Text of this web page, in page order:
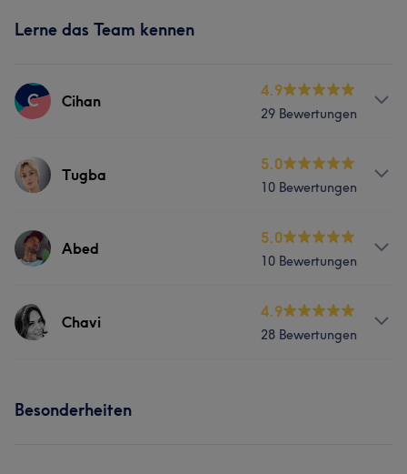
Lerne das Team kennen
C Cihan
4.9
29 Bewertungen
Services
Portfolio
Tugba
5.0
10 Bewertungen
Services
Abed
5.0
10 Bewertungen
Services
Portfolio
Chavi
4.9
28 Bewertungen
Besonderheiten